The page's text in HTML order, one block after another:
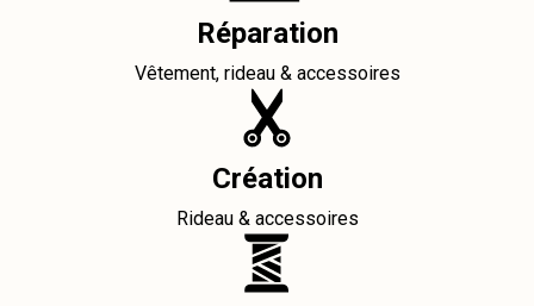
Réparation
Vêtement, rideau & accessoires
Création
Rideau & accessoires